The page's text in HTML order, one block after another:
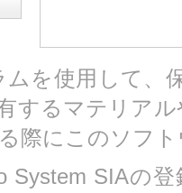
ムを使用して、
するマテリア
際にこのソフ
System SIAの